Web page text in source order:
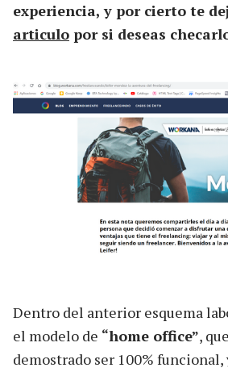
experiencia, y por cierto te
articulo por si deseas
Dentro del anterior esquema
el modelo de “home office”,
demostrado ser 100%